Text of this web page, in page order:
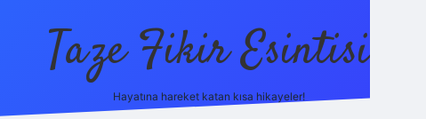
Taze Fikir Esintisi
Hayatına hareket katan kısa hikayeler!